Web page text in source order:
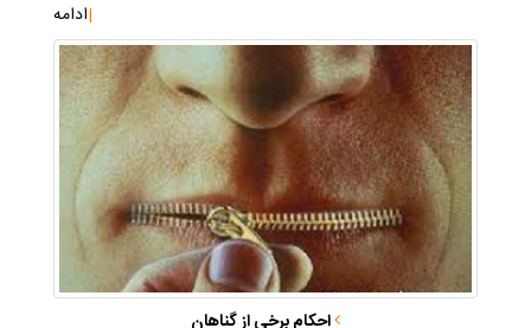
|ادامه
احكام برخي از گناهان